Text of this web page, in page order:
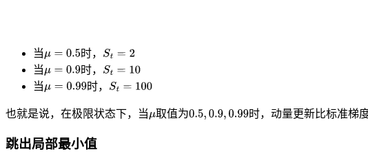
当
时，
当
时，
当
时，
也就是说，在极限状态下，当 取值为 时，动量更新比标准梯
跳出局部最小值